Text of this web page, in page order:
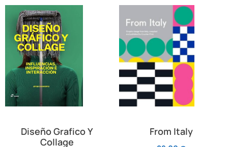
Diseño Grafico Y
Collage
From Italy